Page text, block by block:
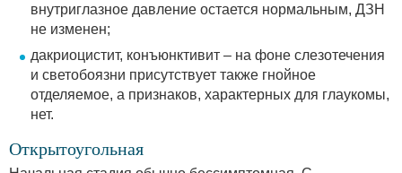
внутриглазное давление остается нормальным, ДЗН
не изменен;
дакриоцистит, конъюнктивит – на фоне слезотечения
и светобоязни присутствует также гнойное
отделяемое, а признаков, характерных для глаукомы,
нет.
Открытоугольная